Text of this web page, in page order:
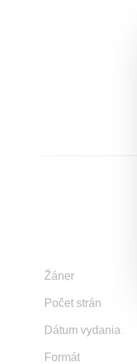
Žáner
Počet strán
Dátum vydania
Formát